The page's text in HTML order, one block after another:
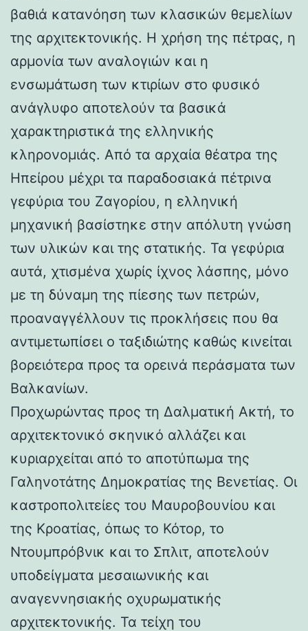
βαθιά κατανόηση των κλασικών θεμελίων
της αρχιτεκτονικής. Η χρήση της πέτρας, η
αρμονία των αναλογιών και η
ενσωμάτωση των κτιρίων στο φυσικό
ανάγλυφο αποτελούν τα βασικά
χαρακτηριστικά της ελληνικής
κληρονομιάς. Από τα αρχαία θέατρα της
Ηπείρου μέχρι τα παραδοσιακά πέτρινα
γεφύρια του Ζαγορίου, η ελληνική
μηχανική βασίστηκε στην απόλυτη γνώση
των υλικών και της στατικής. Τα γεφύρια
αυτά, χτισμένα χωρίς ίχνος λάσπης, μόνο
με τη δύναμη της πίεσης των πετρών,
προαναγγέλλουν τις προκλήσεις που θα
αντιμετωπίσει ο ταξιδιώτης καθώς κινείται
βορειότερα προς τα ορεινά περάσματα των
Βαλκανίων.
Προχωρώντας προς τη Δαλματική Ακτή, το
αρχιτεκτονικό σκηνικό αλλάζει και
κυριαρχείται από το αποτύπωμα της
Γαληνοτάτης Δημοκρατίας της Βενετίας. Οι
καστροπολιτείες του Μαυροβουνίου και
της Κροατίας, όπως το Κότορ, το
Ντουμπρόβνικ και το Σπλιτ, αποτελούν
υποδείγματα μεσαιωνικής και
αναγεννησιακής οχυρωματικής
αρχιτεκτονικής. Τα τείχη του